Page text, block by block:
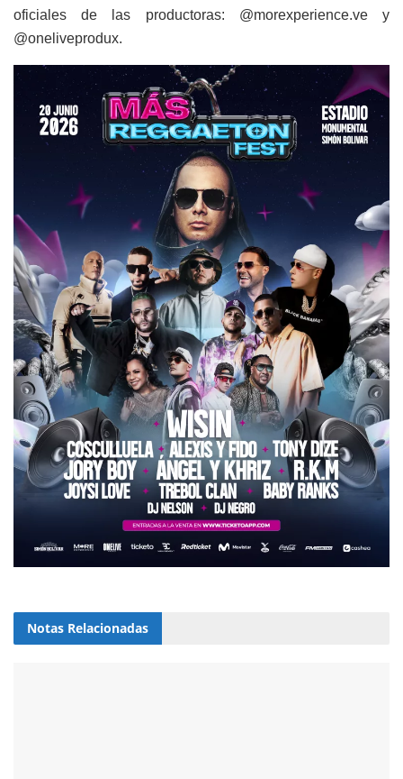
oficiales de las productoras: @morexperience.ve y
@oneliveprodux.
Notas Relacionadas